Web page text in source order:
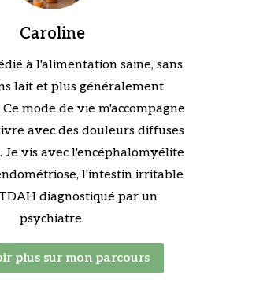
Caroline
à l'alimentation saine, sans
lait et plus généralement
mode de vie m'accompagne
avec des douleurs diffuses
Je vis avec l'encéphalomyélite
l'intestin irritable
diagnostiqué par un
psychiatre.
plus sur mon parcours